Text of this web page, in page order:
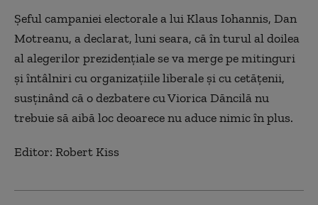
Şeful campaniei electorale a lui Klaus Iohannis, Dan
Motreanu, a declarat, luni seara, că în turul al doilea
al alegerilor prezidenţiale se va merge pe mitinguri
şi întâlniri cu organizaţiile liberale şi cu cetăţenii,
susţinând că o dezbatere cu Viorica Dăncilă nu
trebuie să aibă loc deoarece nu aduce nimic în plus.
Editor: Robert Kiss